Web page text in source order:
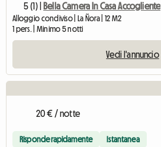
5 (1) | Bella Camera In Casa Accogliente
Alloggio condiviso | La Ñora | 12 M2
1 pers. | Minimo 5 notti
Vedi l'annuncio
20 € / notte
Risponde rapidamente Istantanea